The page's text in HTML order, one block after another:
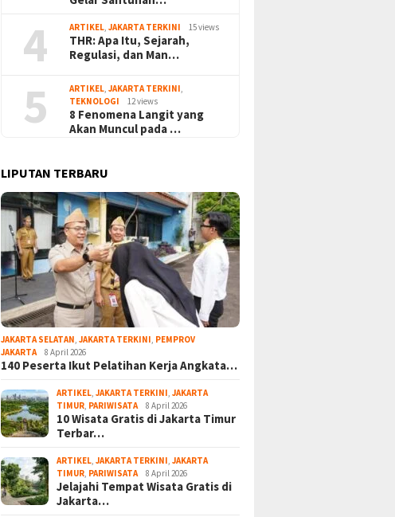
4 ARTIKEL ,JAKARTA TERKINI 15 views
THR: Apa Itu, Sejarah,
Regulasi, dan Man…
5 ARTIKEL ,JAKARTA TERKINI
TEKNOLOGI
12 views
8 Fenomena Langit yang
Akan Muncul pada …
LIPUTAN TERBARU
JAKARTA SELATAN ,JAKARTA TERKINI PEMPROV
JAKARTA
8 April 2026
140 Peserta Ikut Pelatihan Kerja Angkata…
ARTIKEL ,JAKARTA TERKINI ,JAKARTA
TIMUR PARIWISATA 8 April 2026
10 Wisata Gratis di Jakarta Timur
Terbar…
ARTIKEL ,JAKARTA TERKINI ,JAKARTA
TIMUR PARIWISATA 8 April 2026
Jelajahi Tempat Wisata Gratis di
Jakarta…